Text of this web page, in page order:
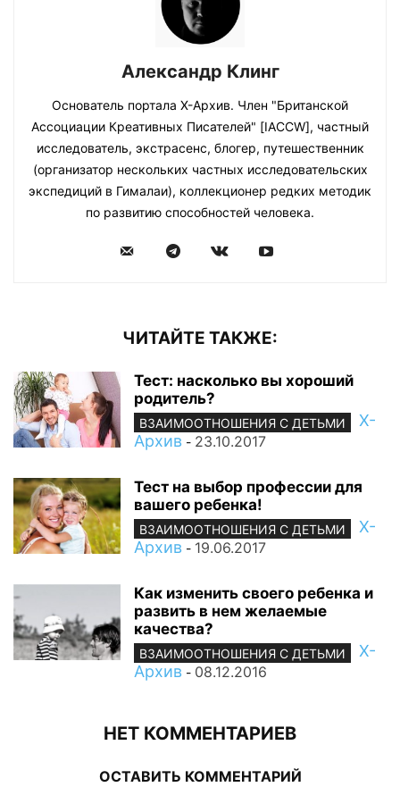
Александр Клинг
Основатель портала Х-Архив. Член "Британской
Ассоциации Креативных Писателей" [IACCW], частный
исследователь, экстрасенс, блогер, путешественник
(организатор нескольких частных исследовательских
экспедиций в Гималаи), коллекционер редких методик
по развитию способностей человека.
ЧИТАЙТЕ ТАКЖЕ:
Тест: насколько вы хороший
родитель?
ВЗАИМООТНОШЕНИЯ С ДЕТЬМИ
Х-
Архив - 23.10.2017
Тест на выбор профессии для
вашего ребенка!
ВЗАИМООТНОШЕНИЯ С ДЕТЬМИ
Х-
Архив - 19.06.2017
Как изменить своего ребенка и
развить в нем желаемые
качества?
ВЗАИМООТНОШЕНИЯ С ДЕТЬМИ
Х-
Архив - 08.12.2016
НЕТ КОММЕНТАРИЕВ
ОСТАВИТЬ КОММЕНТАРИЙ